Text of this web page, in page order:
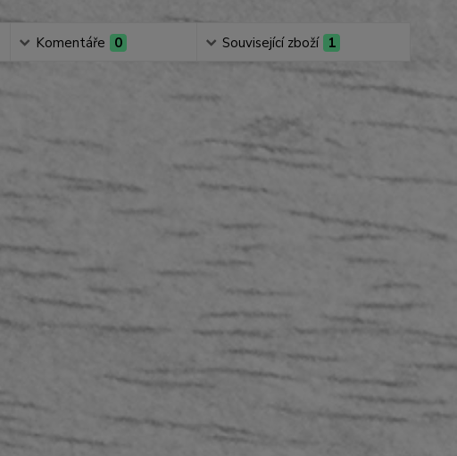
Komentáře 0 Související zboží 1